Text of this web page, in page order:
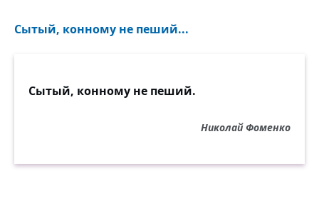
Сытый, конному не пеший...
Сытый, конному не пеший.
Николай Фоменко